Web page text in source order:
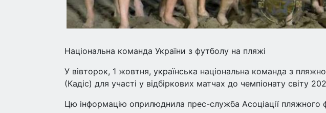
Національна команда України з футболу на пляжі
У вівторок, 1 жовтня, українська національна команда з
(Кадіс) для участі у відбіркових матчах до чемпіонату світу
Цю інформацію оприлюднила прес-служба Асоціації пляжного